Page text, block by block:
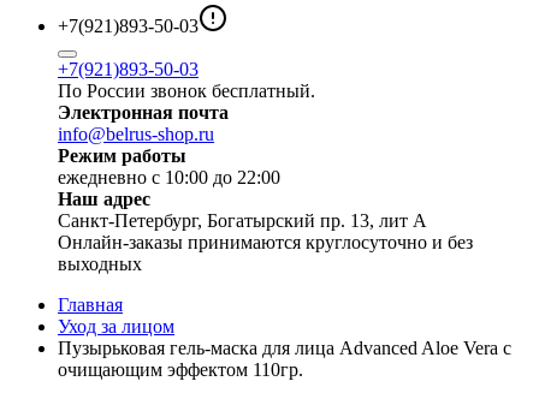
+7(921)893-50-03
+7(921)893-50-03
По России звонок бесплатный.
Электронная почта
info@belrus-shop.ru
Режим работы
ежедневно с 10:00 до 22:00
Наш адрес
Санкт-Петербург, Богатырский пр. 13, лит А
Онлайн-заказы принимаются круглосуточно и без
выходных
Главная
Уход за лицом
Пузырьковая гель-маска для лица Advanced Aloe Vera с
очищающим эффектом 110гр.